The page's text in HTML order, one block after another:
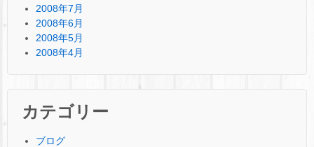
2008年7月
2008年6月
2008年5月
2008年4月
カテゴリー
ブログ